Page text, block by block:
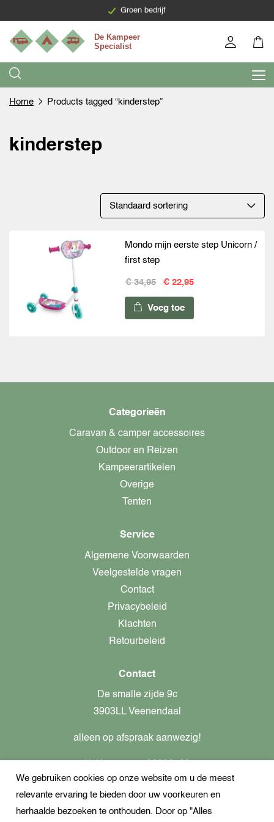
Groen bedrijf
Levering binnen 7 werkdagen
Home Products tagged “kinderstep”
kinderstep
Mondo mijn eerste step Unicorn /
first step
€ 34,95 € 22,95
Voeg toe
Categorieën
Caravan & camper accessoires
Outdoor en Reizen
Kampeerartikelen
Overige
Tenten
Service
Algemene Voorwaarden
Veelgestelde vragen
Contact
Privacybeleid
Klachten
Retourbeleid
Contact
De smalle zijde 9c
3903LL Veenendaal
alleen op afspraak aanwezig!
Btw-nummer: nl862437301B01
+31621944547
We gebruiken cookies op onze website om u de meest
relevante ervaring te bieden door uw voorkeuren en
herhaalde bezoeken te onthouden. Door op "Alles